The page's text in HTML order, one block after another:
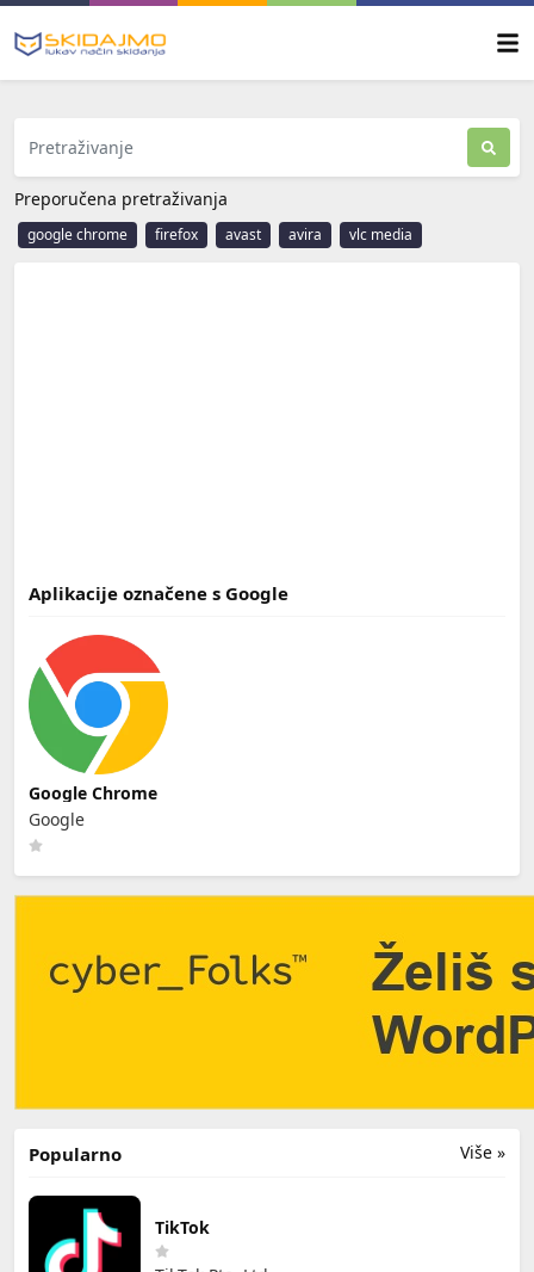
Preporučena pretraživanja
google chrome firefox avast avira vlc media
Aplikacije označene s Google
Google Chrome
Google
Više »
Popularno
TikTok